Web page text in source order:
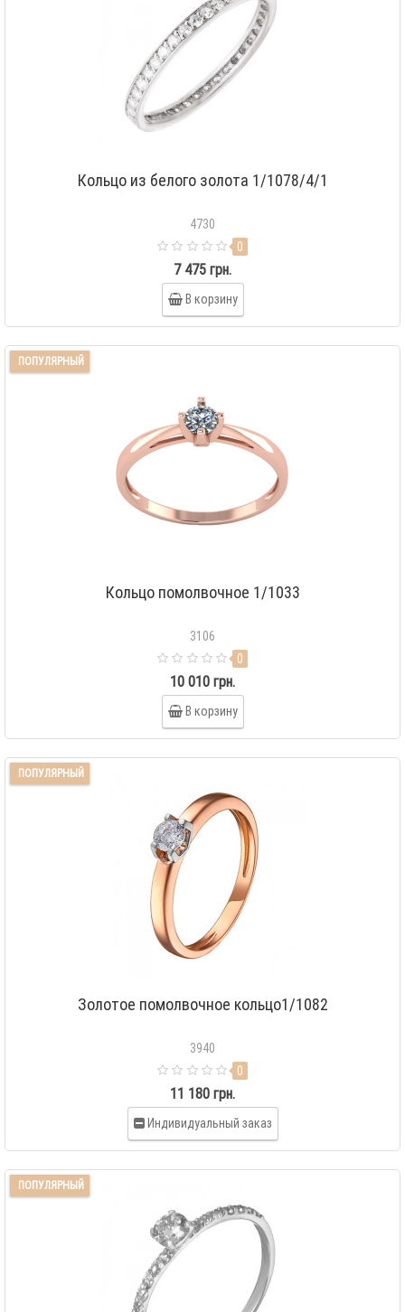
Кольцо из белого золота 1/1078/4/1
4730
0
7 475 грн.
В корзину
ПОПУЛЯРНЫЙ
Кольцо помолвочное 1/1033
3106
0
10 010 грн.
В корзину
ПОПУЛЯРНЫЙ
Золотое помолвочное кольцо1/1082
3940
0
11 180 грн.
Индивидуальный заказ
ПОПУЛЯРНЫЙ